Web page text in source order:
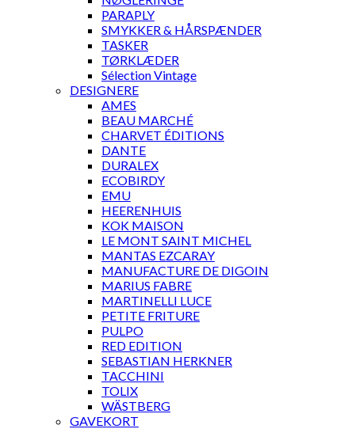
PARAPLY
SMYKKER & HÅRSPÆNDER
TASKER
TØRKLÆDER
Sélection Vintage
DESIGNERE
AMES
BEAU MARCHÉ
CHARVET ÉDITIONS
DANTE
DURALEX
ECOBIRDY
EMU
HEERENHUIS
KOK MAISON
LE MONT SAINT MICHEL
MANTAS EZCARAY
MANUFACTURE DE DIGOIN
MARIUS FABRE
MARTINELLI LUCE
PETITE FRITURE
PULPO
RED EDITION
SEBASTIAN HERKNER
TACCHINI
TOLIX
WÄSTBERG
GAVEKORT